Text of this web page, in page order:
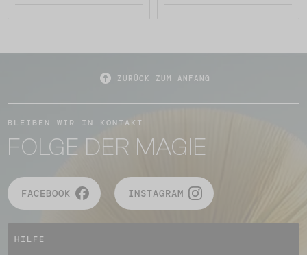
ZURÜCK ZUM ANFANG
BLEIBEN WIR IN KONTAKT
FOLGE DER MAGIE
FACEBOOK INSTAGRAM
HILFE